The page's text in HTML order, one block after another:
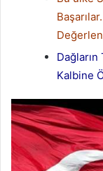
Dağların
Kalbine